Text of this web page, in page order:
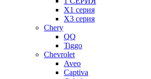
X1 серия
X3 серия
Chery
QQ
Tiggo
Chevrolet
Aveo
Captiva